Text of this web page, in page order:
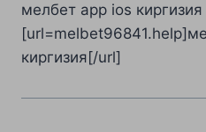
мелбет app ios киргизия
киргизия[/url]